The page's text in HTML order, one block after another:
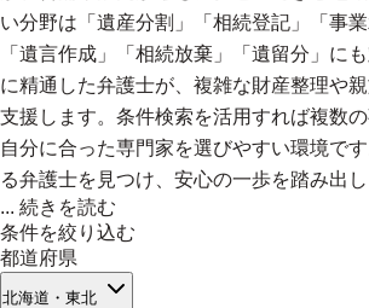
い分野は「遺産分割」「相続登記」「事業
「遺言作成」「相続放棄」「遺留分」に
に精通した弁護士が、複雑な財産整理や
支援します。条件検索を活用すれば複数の
自分に合った専門家を選びやすい環境で
る弁護士を見つけ、安心の一歩を踏み出し
... 続きを読む
条件を絞り込む
都道府県
北海道・東北